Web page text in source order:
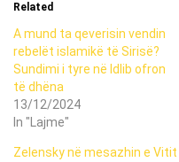
Related
A mund ta qeverisin vendin
rebelët islamikë të Sirisë?
Sundimi i tyre në Idlib ofron
të dhëna
13/12/2024
In "Lajme"
Zelensky në mesazhin e Vitit